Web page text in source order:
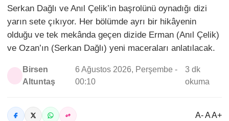
Serkan Dağlı ve Anıl Çelik’in başrolünü oynadığı dizi
yarın sete çıkıyor. Her bölümde ayrı bir hikâyenin
olduğu ve tek mekânda geçen dizide Erman (Anıl Çelik)
ve Ozan’ın (Serkan Dağlı) yeni maceraları anlatılacak.
Birsen
Altuntaş
6 Ağustos 2026, Perşembe -
00:10
3 dk
okuma
A- A A+